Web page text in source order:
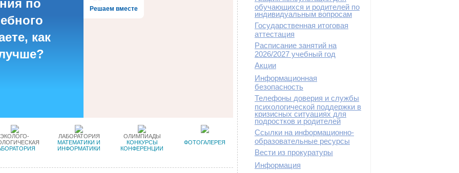
Решаем вместе
по
как
ЭКОЛОГО-
ЛАБОРАТОРИЯ
МАТЕМАТИКИ И
ИНФОРМАТИКИ
ОЛИМПИАДЫ
КОНКУРСЫ
КОНФЕРЕНЦИИ
ФОТОГАЛЕРЕЯ
обучающихся и родителей по
индивидуальным вопросам
Государственная итоговая
аттестация
Расписание занятий на
2026/2027 учебный год
Акции
Информационная
безопасность
Телефоны доверия и службы
психологической поддержки в
кризисных ситуациях для
подростков и родителей
Ссылки на информационно-
образовательные ресурсы
Вести из прокуратуры
Информация